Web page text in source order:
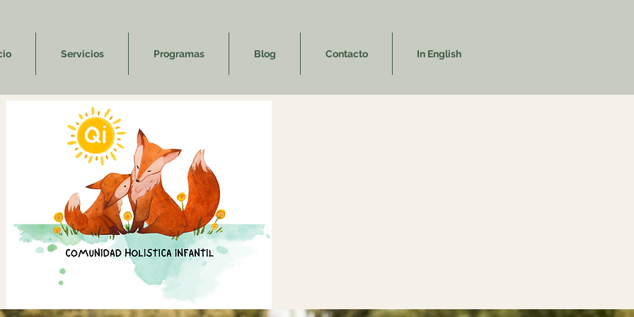
Servicios Programas Blog Contacto In English